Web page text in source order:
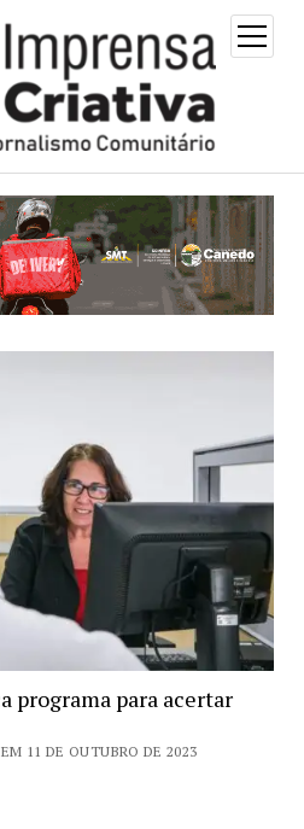
open
menu
programa para acertar
11 DE OUTUBRO DE 2023